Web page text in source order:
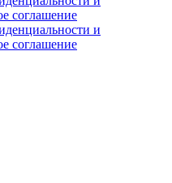
соглашение
и
соглашение